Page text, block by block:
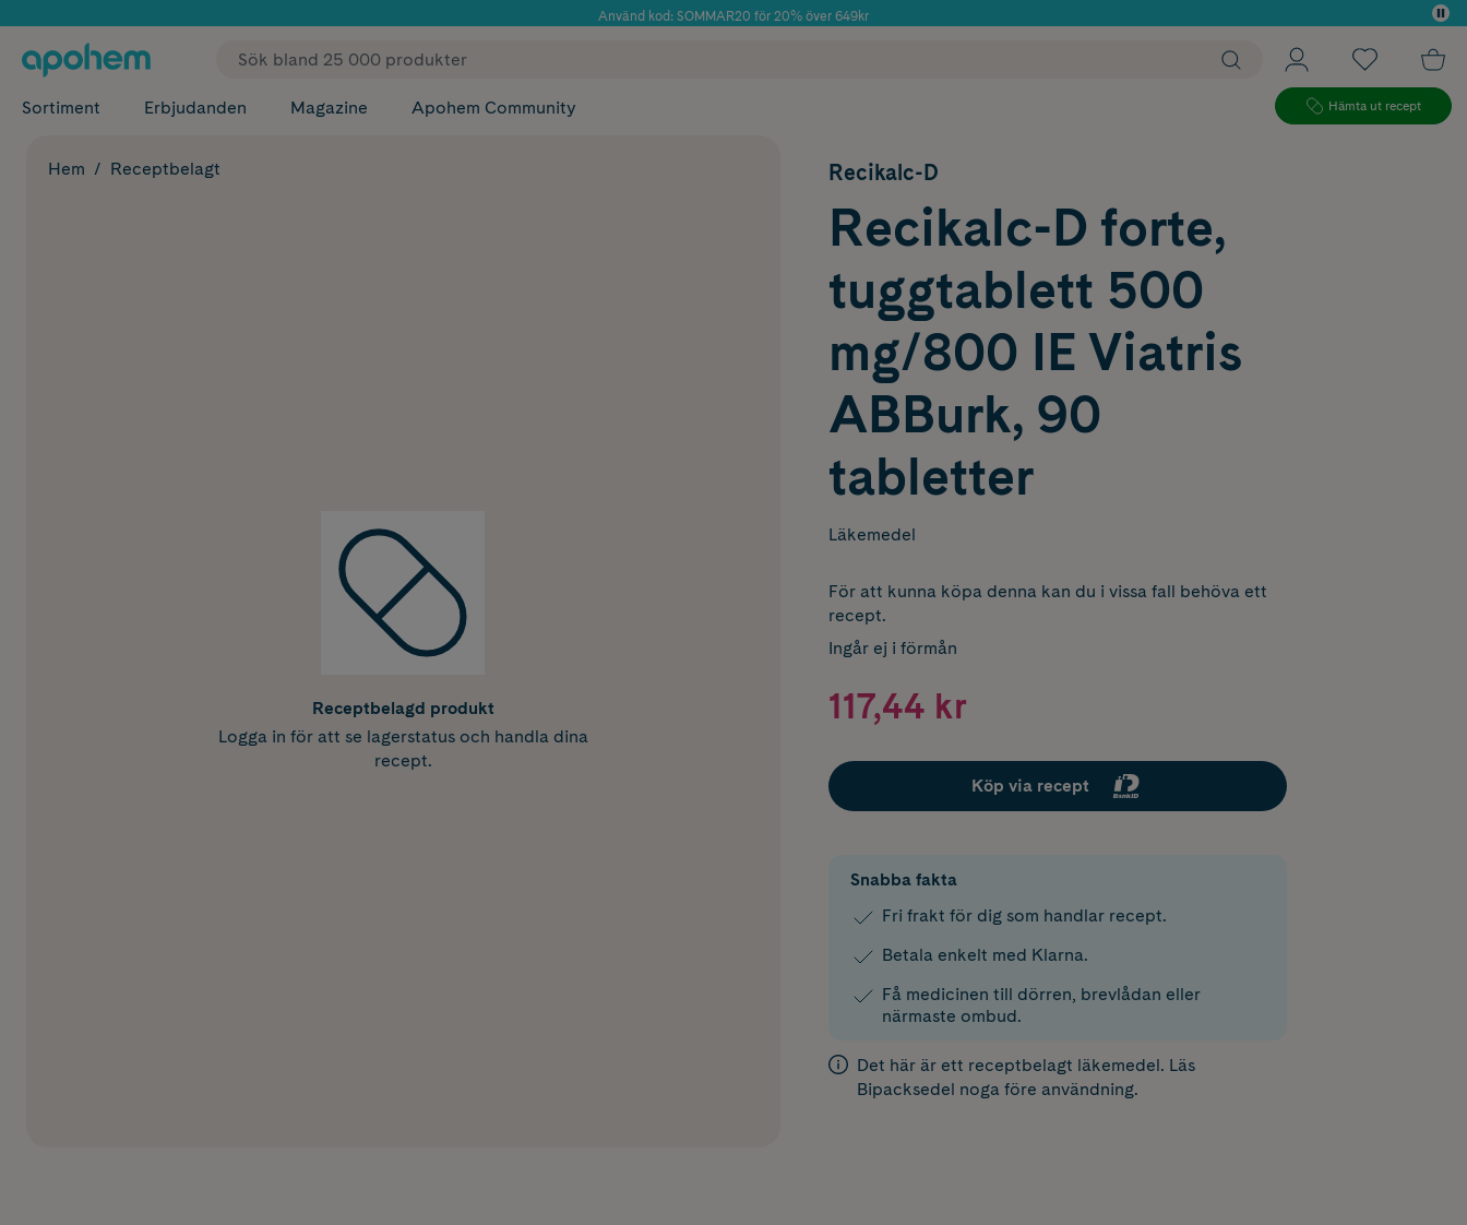
Använd kod: SOMMAR20 för 20% över 649kr
✓ Fri frakt
Sortiment Erbjudanden Magazine Apohem Community Hämta ut recept
Hem Receptbelagt
Receptbelagd produkt
Logga in för att se lagerstatus och handla dina
recept.
Recikalc-D
Recikalc-D forte,
tuggtablett 500
mg/800 IE Viatris
ABBurk, 90
tabletter
Läkemedel
För att kunna köpa denna kan du i vissa fall behöva ett
recept.
Ingår ej i förmån
117,44 kr
Köp via recept
Snabba fakta
Fri frakt för dig som handlar recept.
Betala enkelt med Klarna.
Få medicinen till dörren, brevlådan eller
närmaste ombud.
Det här är ett receptbelagt läkemedel. Läs
Bipacksedel noga före användning.